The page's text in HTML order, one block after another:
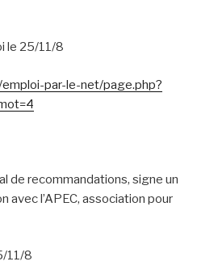
le 25/11/8
par-le-net/page.php?
de recommandations, signe un
avec l’APEC, association pour
11/8